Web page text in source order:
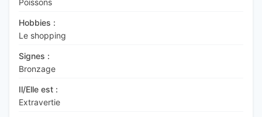
Poissons
Hobbies :
Le shopping
Signes :
Bronzage
Il/Elle est :
Extravertie